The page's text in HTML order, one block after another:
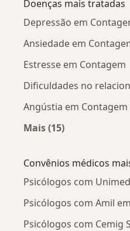
Doenças mais tratadas
Depressão em
Ansiedade em
Estresse em Contagem
Dificuldades no
Angústia em Contagem
Mais (15)
Convênios médicos
Psicólogos com
Psicólogos com Amil
Psicólogos com Cemig